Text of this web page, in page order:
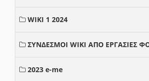
WIKI 1 2024
ΣΥΝΔΕΣΜΟΙ WIKI ΑΠΟ ΕΡΓΑΣΙΕΣ
2023 e-me